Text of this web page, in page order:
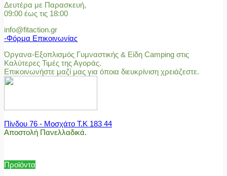
Δευτέρα με Παρασκευή,
09:00 έως τις 18:00
info@fitaction.gr
-Φόρμα Επικοινωνίας
Όργανα-Εξοπλισμός Γυμναστικής & Είδη Camping στις
Καλύτερες Τιμές της Αγοράς.
Επικοινωνήστε μαζί μας για όποια διευκρίνιση χρειάζεστε.
Πίνδου 76 - Μοσχάτο Τ.Κ 183 44
Αποστολή Πανελλαδικά.
Προϊόντα